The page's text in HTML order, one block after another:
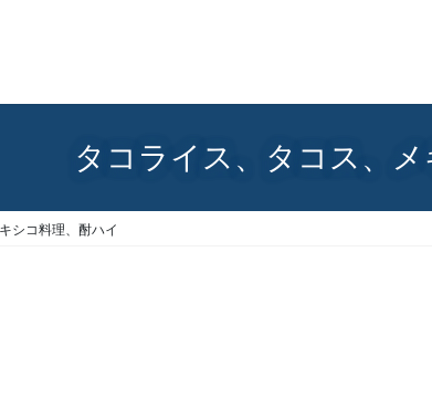
タコライス、タコス、
シコ料理、酎ハイ